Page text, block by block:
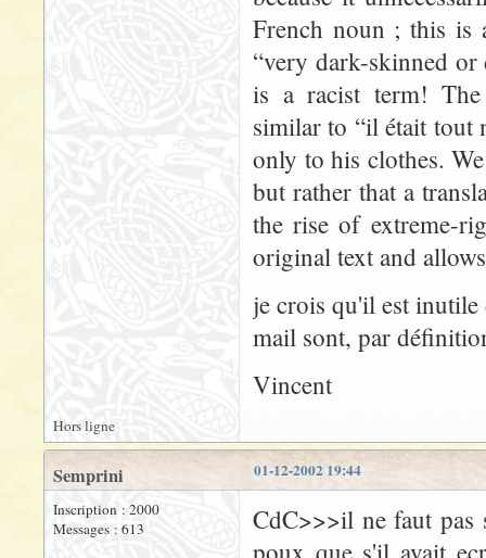
French noun ; this is
“very dark-skinned
is a racist term! The
similar to “il était
only to his clothes.
but rather that a
the rise of extreme-
original text and
je crois qu'il est
mail sont, par
Vincent
Hors ligne
01-12-2002 19:44
Semprini
Inscription : 2000
Messages : 613
CdC>>>il ne faut pas
poux que s'il avait